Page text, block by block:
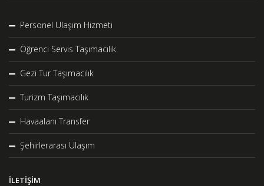
Personel Ulaşım Hizmeti
Öğrenci Servis Taşımacılık
Gezi Tur Taşımacılık
Turizm Taşımacılık
Havaalanı Transfer
Şehirlerarası Ulaşım
İLETIŞIM